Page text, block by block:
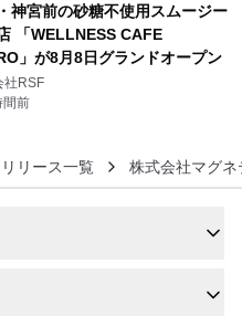
神宮前の砂糖不使用スムージー
「WELLNESS CAFE
」が8月8日グランドオープン
社RSF
間前
リース一覧 株式会社マグ